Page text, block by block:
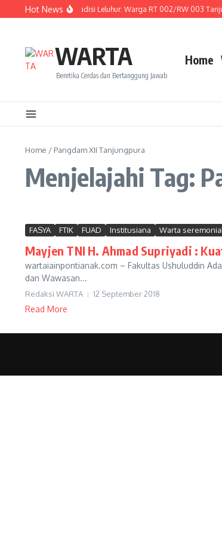
Lewati ke konten
Hot News
Menghidupkan Tradisi Leluhur: Warga RT 002/RW 003
WARTA
Beretika Cerdas dan Bertanggung Jawab
Home
Home / Pangdam XII Tanjungpura
Menjelajahi Tag:
FASYA FTIK FUAD Institusiana Warta seremonial
Mayjen TNI H. Ahmad Supriyadi :
wartaiainpontianak.com – Fakultas Ushuluddin
dan Wawasan...
Redaksi WARTA 12 September 2018
Read More